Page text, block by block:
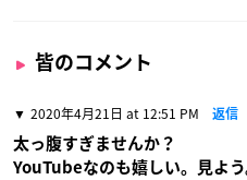
皆のコメント
2020年4月21日 at 12:51 PM 返信
太っ腹すぎませんか？
YouTubeなのも嬉しい。見よう